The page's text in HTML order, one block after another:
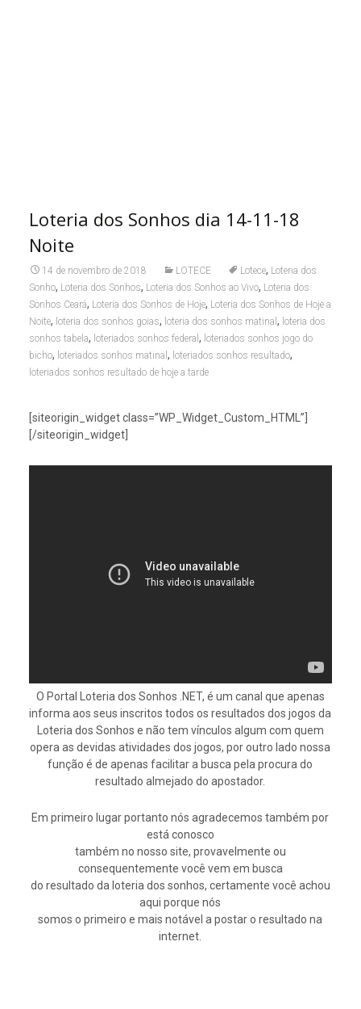
Loteria dos Sonhos dia 14-11-18
Noite
14 de novembro de 2018 LOTECE Lotece, Loteria dos
Sonho, Loteria dos Sonhos, Loteria dos Sonhos ao Vivo, Loteria dos
Sonhos Ceará, Loteria dos Sonhos de Hoje, Loteria dos Sonhos de Hoje a
Noite, loteria dos sonhos goias, loteria dos sonhos matinal , loteria dos
sonhos tabela, loteriados sonhos federal , loteriados sonhos jogo do
bicho, loteriados sonhos matinal , loteriados sonhos resultado,
loteriados sonhos resultado de hoje a tarde
[siteorigin_widget class=”WP_Widget_Custom_HTML”]
[/siteorigin_widget]
O Portal Loteria dos Sonhos .NET, é um canal que apenas
informa aos seus inscritos todos os resultados dos jogos da
Loteria dos Sonhos e não tem vínculos algum com quem
opera as devidas atividades dos jogos, por outro lado nossa
função é de apenas facilitar a busca pela procura do
resultado almejado do apostador.
Em primeiro lugar portanto nós agradecemos também por
está conosco
também no nosso site, provavelmente ou
consequentemente você vem em busca
do resultado da loteria dos sonhos, certamente você achou
aqui porque nós
somos o primeiro e mais notável a postar o resultado na
internet.